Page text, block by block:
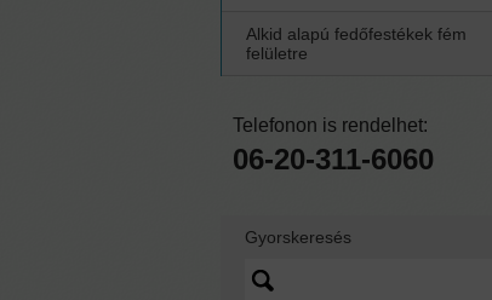
Alkid alapú fedőfestékek fém
felületre
Telefonon is rendelhet:
06-20-311-6060
Gyorskeresés